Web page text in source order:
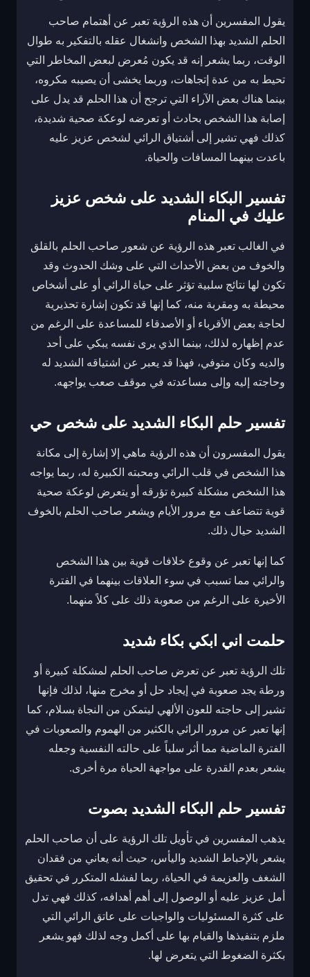
يقول المفسرين أن هذه الرؤية تعبر عن أهتمام صاحب
الحلم الشديد بهذا الشخص وانشغال عقله بالتفكير به طوال
الوقت، ربما يشعر إنه قد يكون مُعرض لبعض المخاطر التي
تحيط به من عدة إتجاهات، وربما يخشى أن يصيبه مكروه،
بينما هناك بعض الآراء التي ترجح أن هذا الحلم قد يدل على
إصابة هذا الشخص بحادث أو تعرضه لوعكة صحية شديدة،
كذلك فهي تشير إلى أشتياق الرائي لشخص عزيز عليه
باعدت بينهما المسافات والحياة.
تفسير البكاء الشديد على شخص عزيز
عليك في المنام
في الغالب تعبر هذه الرؤية عن شعور صاحب الحلم بالقلق
والخوف من بعض الأحداث التي على وشك الحدوث وقد
تكون لها نتائج سلبية تؤثر على حياة الرائي أو على أشخاص
محيطة به ومقربة منه، كما إنها قد تكون إشارة تحذيرية
لحاجة بعض الأقرباء أو الأصدقاء للمساعدة على الرغم من
عدم إظهاره لذلك، بينما الذي يرى نفسه يبكي على أحد
والديه وكان متوفي، فهذا قد يعبر عن اشتياقه الشديد له
وحاجته إليه وإلى مساعدته في موقف صعب يواجهه.
تفسير حلم البكاء الشديد على شخص حي
يقول المفسرون أن هذه الرؤية ماهي إلا إشارة إلى مكانة
هذا الشخص في قلب الرائي ومحبته الكبيرة له، ربما يواجه
هذا الشخص مشكلة كبيرة تؤرقه أو يتعرض لوعكة صحية
قوية تتضاعف مع مرور الأيام ويشعر صاحب الحلم بالخوف
الشديد حيال ذلك.
كما إنها تعبر عن وقوع خلافات قوية بين هذا الشخص
والرائي مما تسبب في سوء العلاقات بينهما في الفترة
الأخيرة على الرغم من صعوبة ذلك على كلاً منهما.
حلمت اني ابكي بكاء شديد
تلك الرؤية تعبر عن تعرض صاحب الحلم لمشكلة كبيرة أو
ورطة يجد صعوبة في إيجاد حل أو مخرج منها، لذلك فإنها
تشير إلى حاجته للعون الألهي ليتمكن من النجاة بسلام، كما
إنها تعبر عن مرور الرائي بالكثير من الهموم والصعوبات في
الفترة الماضية مما أثر سلباً على حالته النفسية وجعله
يشعر بعدم القدرة على مواجهة الحياة مرة أخرى.
تفسير حلم البكاء الشديد بصوت
يذهب المفسرين في تأويل تلك الرؤية على أن صاحب الحلم
يشعر بالإحباط الشديد واليأس، حيث أنه يعاني من فقدان
الشغف والعزيمة في الحياة، ربما لفشله المتكرر في تحقيق
أمل عزيز عليه أو الوصول إلى أهم أهدافه، كذلك فهي تدل
على كثرة المسئوليات والواجبات على عاتق الرائي التي
ملزم بتنفيذها والقيام بها على أكمل وجه لذلك فهو يشعر
بكثرة الضغوط التي يتعرض لها.